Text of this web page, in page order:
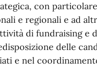
con
e regionali e ad
di fundraising e
delle
e nel